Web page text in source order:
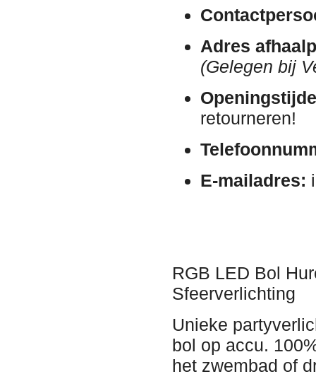
Adres
(Gelegen bij
retourneren!
E-mailadres:
RGB LED Bol
Sfeerverlichting
Unieke
bol op accu.
het zwembad of